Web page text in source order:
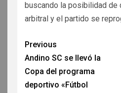
buscando la posibilidad de
arbitral y el partido se
Previous
Andino SC se llevó la
Copa del programa
deportivo «Fútbol